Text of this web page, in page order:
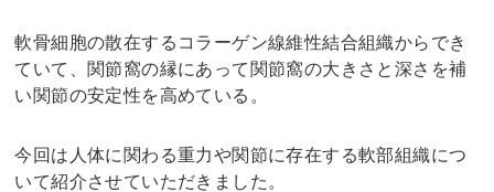
軟骨細胞の散在するコラーゲン線維性結合組織からでき
ていて、関節窩の縁にあって関節窩の大きさと深さを補
い関節の安定性を高めている。
今回は人体に関わる重力や関節に存在する軟部組織につ
いて紹介させていただきました。